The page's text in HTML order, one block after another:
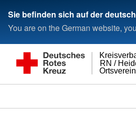
Sie befinden sich auf der
You are on the German website,
RN /